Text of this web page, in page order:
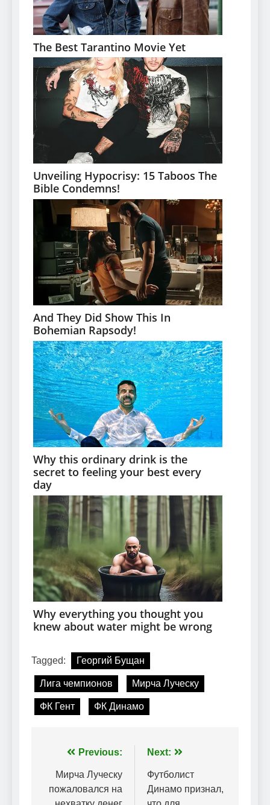
Tagged: Георгий Бущан
Лига чемпионов Мирча Луческу
ФК Гент ФК Динамо
Навігація
записів
Previous:
Мирча Луческу
пожаловался на
Next:
Футболист
Динамо признал,